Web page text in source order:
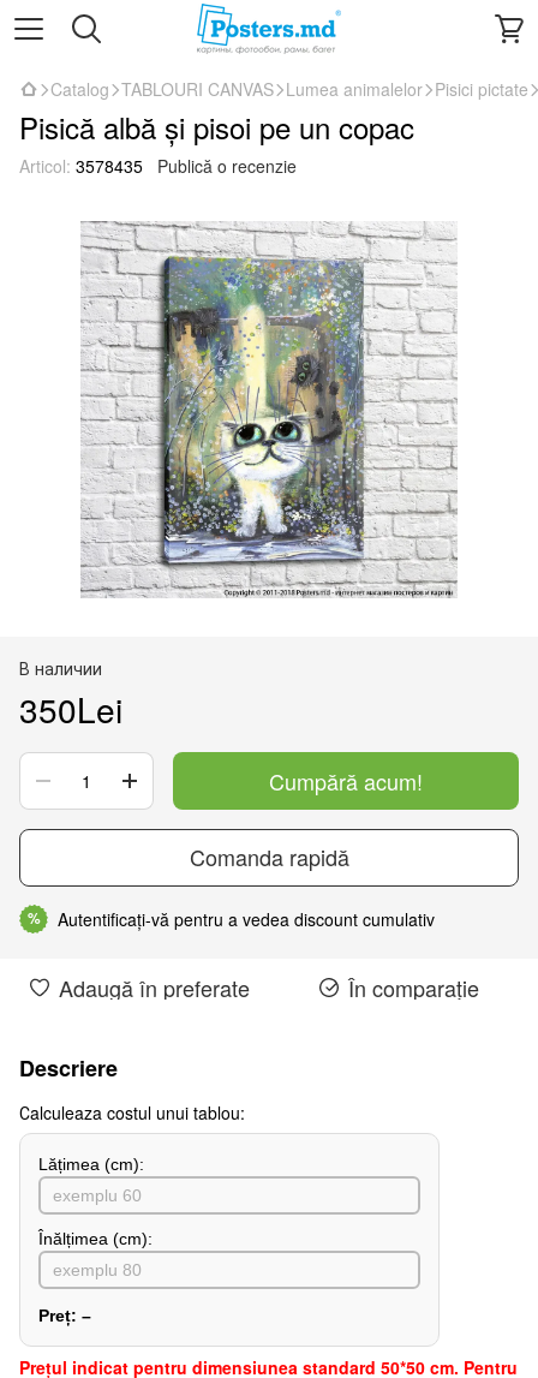
Catalog TABLOURI CANVAS Lumea animalelor Pisici pictate
Pisică albă și pisoi pe un copac
Articol: 3578435 Publică o recenzie
В наличии
350Lei
Cumpără acum!
Comanda rapidă
% Autentificați-vă pentru a vedea discount cumulativ
Adaugă în preferate În comparație
Descriere
Сalculeaza costul unui tablou:
Lățimea (сm):
Înălțimea (cm):
Preț: –
Preţul indicat pentru dimensiunea standard 50*50 cm. Pentru